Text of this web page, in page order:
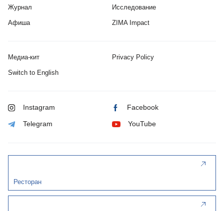
Журнал
Афиша
Исследование
ZIMA Impact
Медиа-кит Privacy Policy
Switch to English
Instagram Facebook
Telegram YouTube
Ресторан